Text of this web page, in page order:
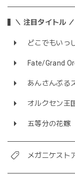
＼ 注目タイトル ／
どこでもいっ
Fate/Grand
あんさんぶる
オルクセン王
五等分の花嫁
メガニケスト